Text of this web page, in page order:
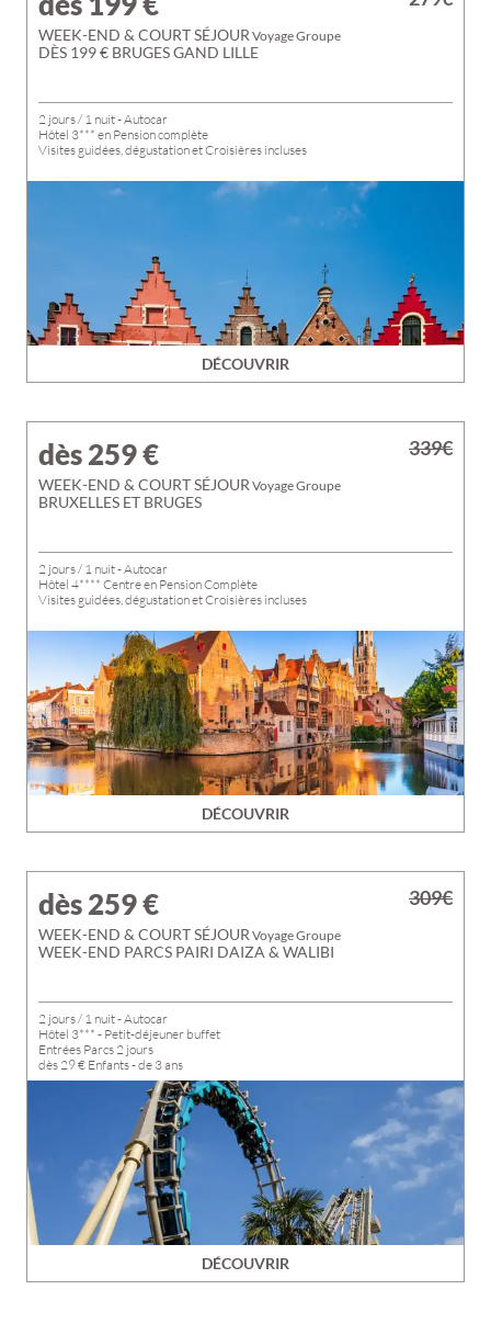
WEEK-END & COURT SÉJOUR Voyage Groupe
DÈS 199 € BRUGES GAND LILLE
2 jours / 1 nuit - Autocar
Hôtel 3*** en Pension complète
Visites guidées, dégustation et Croisières incluses
DÉCOUVRIR
dès 259€
WEEK-END & COURT SÉJOUR Voyage Groupe
BRUXELLES ET BRUGES
2 jours / 1 nuit - Autocar
Hôtel 4**** Centre en Pension Complète
Visites guidées, dégustation et Croisières incluses
DÉCOUVRIR
339€
dès 259€
WEEK-END & COURT SÉJOUR Voyage Groupe
WEEK-END PARCS PAIRI DAIZA & WALIBI
2 jours / 1 nuit - Autocar
Hôtel 3*** - Petit-déjeuner buffet
Entrées Parcs 2 jours
dès 29 € Enfants - de 3 ans
dès 139 € Enfants - de 12 ans
DÉCOUVRIR
309€